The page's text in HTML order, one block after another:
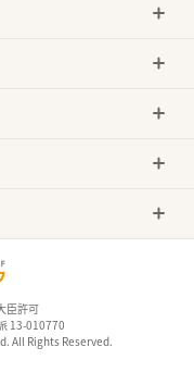
臣許可
派 13-010770
All Rights Reserved.